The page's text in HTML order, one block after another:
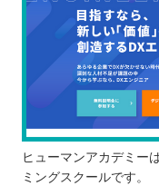
ヒューマンアカデミー
ミングスクールです。